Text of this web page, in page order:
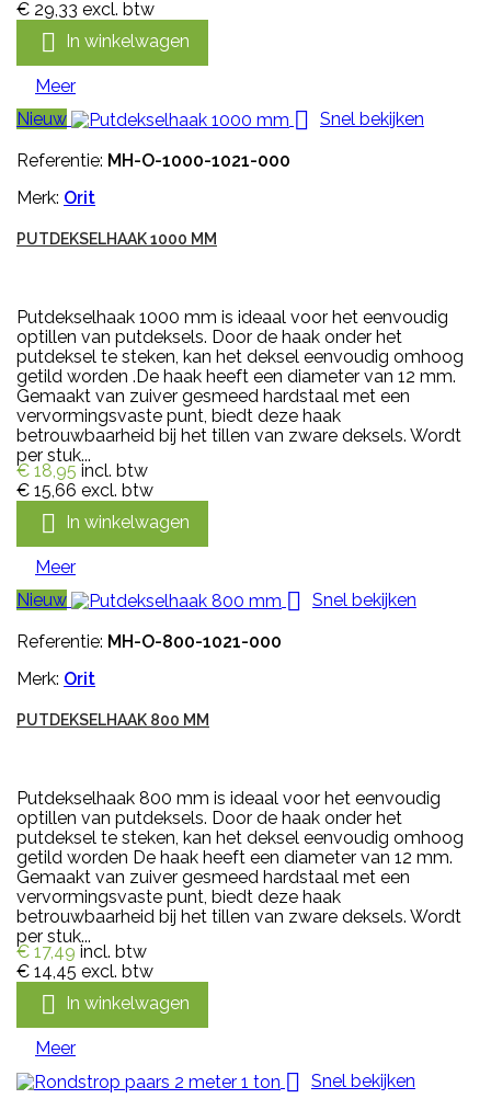
€ 29,33 excl. btw
 In winkelwagen
Meer
Nieuw
 Snel bekijken
Referentie: MH-O-1000-1021-000
Merk: Orit
PUTDEKSELHAAK 1000 MM
Putdekselhaak 1000 mm is ideaal voor het eenvoudig
optillen van putdeksels. Door de haak onder het
putdeksel te steken, kan het deksel eenvoudig omhoog
getild worden .De haak heeft een diameter van 12 mm.
Gemaakt van zuiver gesmeed hardstaal met een
vervormingsvaste punt, biedt deze haak
betrouwbaarheid bij het tillen van zware deksels. Wordt
per stuk...
€ 18,95 incl. btw
€ 15,66 excl. btw
 In winkelwagen
Meer
Nieuw
 Snel bekijken
Referentie: MH-O-800-1021-000
Merk: Orit
PUTDEKSELHAAK 800 MM
Putdekselhaak 800 mm is ideaal voor het eenvoudig
optillen van putdeksels. Door de haak onder het
putdeksel te steken, kan het deksel eenvoudig omhoog
getild worden De haak heeft een diameter van 12 mm.
Gemaakt van zuiver gesmeed hardstaal met een
vervormingsvaste punt, biedt deze haak
betrouwbaarheid bij het tillen van zware deksels. Wordt
per stuk...
€ 17,49 incl. btw
€ 14,45 excl. btw
 In winkelwagen
Meer
 Snel bekijken